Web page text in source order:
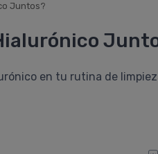
Juntos?
en tu rutina de